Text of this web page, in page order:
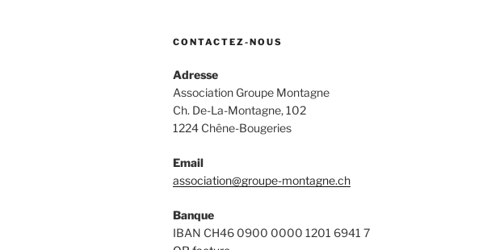
CONTACTEZ-NOUS
Adresse
Association Groupe Montagne
Ch. De-La-Montagne, 102
1224 Chêne-Bougeries
Email
association@groupe-montagne.ch
Banque
IBAN CH46 0900 0000 1201 6941 7